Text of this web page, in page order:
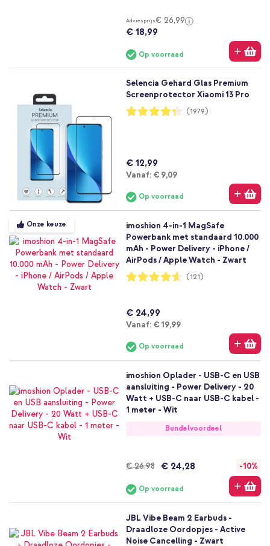
Adviesprijs€ 26,99
€ 18,99
Op voorraad
Selencia Gehard Glas Premium
Screenprotector Xiaomi 13 Pro
Waardering:
86%
(1979)
€ 12,99
Vanaf: Vanaf
€ 9,09
Op voorraad
Onze keuze
imoshion 4-in-1 MagSafe
Powerbank met standaard 10.000
mAh - Power Delivery - iPhone /
AirPods / Apple Watch - Zwart
Waardering:
92%
(121)
€ 24,99
Vanaf: Vanaf
€ 19,99
Op voorraad
Bundelvoordeel
imoshion Oplader - USB-C en USB
aansluiting - Power Delivery - 20
Watt + USB-C naar USB-C kabel -
1 meter - Wit
€ 26,98 € 24,28 -10%
Op voorraad
JBL Vibe Beam 2 Earbuds -
Draadloze Oordopjes - Active
Noise Cancelling - Zwart